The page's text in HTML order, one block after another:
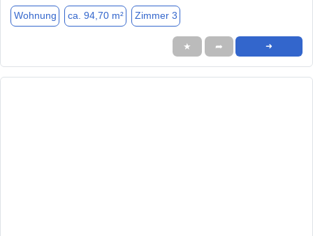
Wohnung ca. 94,70 m² Zimmer 3
★ ➦ ➜